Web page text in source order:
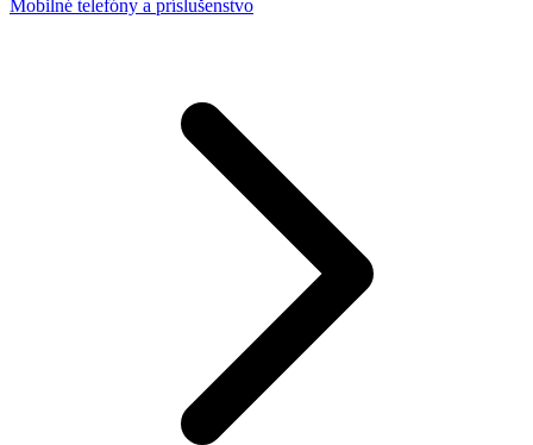
Mobilné telefóny a príslušenstvo